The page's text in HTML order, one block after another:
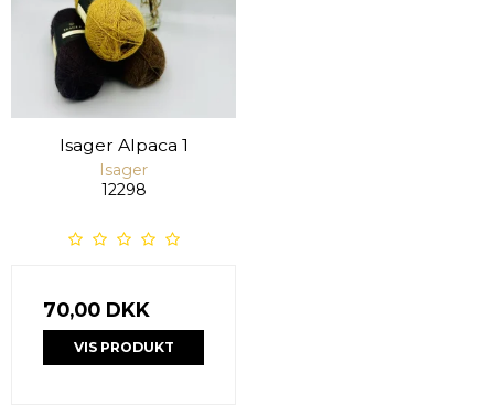
Isager Alpaca 1
Isager
12298
70,00 DKK
VIS PRODUKT